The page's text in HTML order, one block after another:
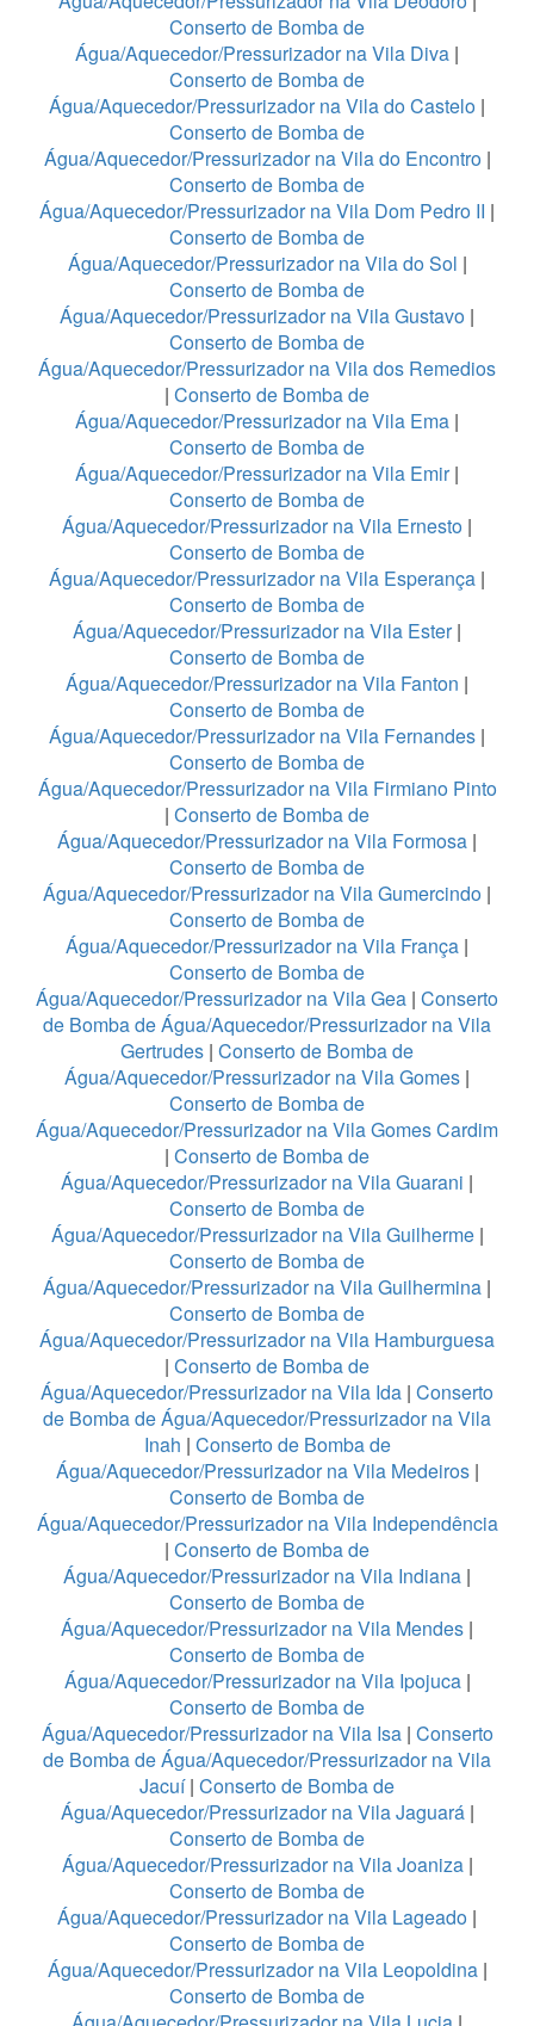
Conserto de Bomba de
Água/Aquecedor/Pressurizador na Vila Diva |
Conserto de Bomba de
Água/Aquecedor/Pressurizador na Vila do Castelo |
Conserto de Bomba de
Água/Aquecedor/Pressurizador na Vila do Encontro|
Conserto de Bomba de
Água/Aquecedor/Pressurizador na Vila Dom Pedro II |
Conserto de Bomba de
Água/Aquecedor/Pressurizador na Vila do Sol |
Conserto de Bomba de
Água/Aquecedor/Pressurizador na Vila Gustavo |
Conserto de Bomba de
Água/Aquecedor/Pressurizador na Vila dos Remedios
| Conserto de Bomba de
Água/Aquecedor/Pressurizador na Vila Ema |
Conserto de Bomba de
Água/Aquecedor/Pressurizador na Vila Emir|
Conserto de Bomba de
Água/Aquecedor/Pressurizador na Vila Ernesto |
Conserto de Bomba de
Água/Aquecedor/Pressurizador na Vila Esperança |
Conserto de Bomba de
Água/Aquecedor/Pressurizador na Vila Ester|
Conserto de Bomba de
Água/Aquecedor/Pressurizador na Vila Fanton |
Conserto de Bomba de
Água/Aquecedor/Pressurizador na Vila Fernandes |
Conserto de Bomba de
Água/Aquecedor/Pressurizador na Vila Firmiano Pinto
| Conserto de Bomba de
Água/Aquecedor/Pressurizador na Vila Formosa |
Conserto de Bomba de
Água/Aquecedor/Pressurizador na Vila Gumercindo |
Conserto de Bomba de
Água/Aquecedor/Pressurizador na Vila França |
Conserto de Bomba de
Água/Aquecedor/Pressurizador na Vila Gea | Conserto
de Bomba de Água/Aquecedor/Pressurizador na Vila
Gertrudes | Conserto de Bomba de
Água/Aquecedor/Pressurizador na Vila Gomes |
Conserto de Bomba de
Água/Aquecedor/Pressurizador na Vila Gomes Cardim
| Conserto de Bomba de
Água/Aquecedor/Pressurizador na Vila Guarani |
Conserto de Bomba de
Água/Aquecedor/Pressurizador na Vila Guilherme|
Conserto de Bomba de
Água/Aquecedor/Pressurizador na Vila Guilhermina |
Conserto de Bomba de
Água/Aquecedor/Pressurizador na Vila Hamburguesa
| Conserto de Bomba de
Água/Aquecedor/Pressurizador na Vila Ida | Conserto
de Bomba de Água/Aquecedor/Pressurizador na Vila
Inah | Conserto de Bomba de
Água/Aquecedor/Pressurizador na Vila Medeiros|
Conserto de Bomba de
Água/Aquecedor/Pressurizador na Vila Independência
| Conserto de Bomba de
Água/Aquecedor/Pressurizador na Vila Indiana |
Conserto de Bomba de
Água/Aquecedor/Pressurizador na Vila Mendes |
Conserto de Bomba de
Água/Aquecedor/Pressurizador na Vila Ipojuca|
Conserto de Bomba de
Água/Aquecedor/Pressurizador na Vila Isa| Conserto
de Bomba de Água/Aquecedor/Pressurizador na Vila
Jacuí| Conserto de Bomba de
Água/Aquecedor/Pressurizador na Vila Jaguará|
Conserto de Bomba de
Água/Aquecedor/Pressurizador na Vila Joaniza|
Conserto de Bomba de
Água/Aquecedor/Pressurizador na Vila Lageado |
Conserto de Bomba de
Água/Aquecedor/Pressurizador na Vila Leopoldina|
Conserto de Bomba de